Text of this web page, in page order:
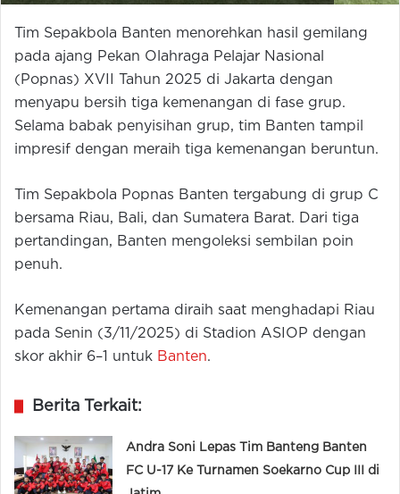
Tim Sepakbola Banten menorehkan hasil gemilang
pada ajang Pekan Olahraga Pelajar Nasional
(Popnas) XVII Tahun 2025 di Jakarta dengan
menyapu bersih tiga kemenangan di fase grup.
Selama babak penyisihan grup, tim Banten tampil
impresif dengan meraih tiga kemenangan beruntun.
Tim Sepakbola Popnas Banten tergabung di grup C
bersama Riau, Bali, dan Sumatera Barat. Dari tiga
pertandingan, Banten mengoleksi sembilan poin
penuh.
Kemenangan pertama diraih saat menghadapi Riau
pada Senin (3/11/2025) di Stadion ASIOP dengan
skor akhir 6–1 untuk Banten.
Berita Terkait:
Andra Soni Lepas Tim Banteng Banten
FC U-17 Ke Turnamen Soekarno Cup III di